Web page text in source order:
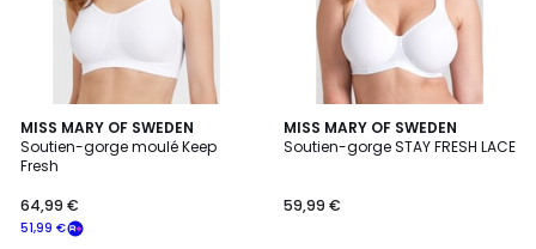
MISS MARY OF SWEDEN
Soutien-gorge moulé Keep
Fresh
51,99 €
64,99 €
4,3
/ 5
2
Couleurs
MISS MARY OF SWEDEN
Soutien-gorge STAY FRESH LACE
59,99 €
5
/
3
Couleurs